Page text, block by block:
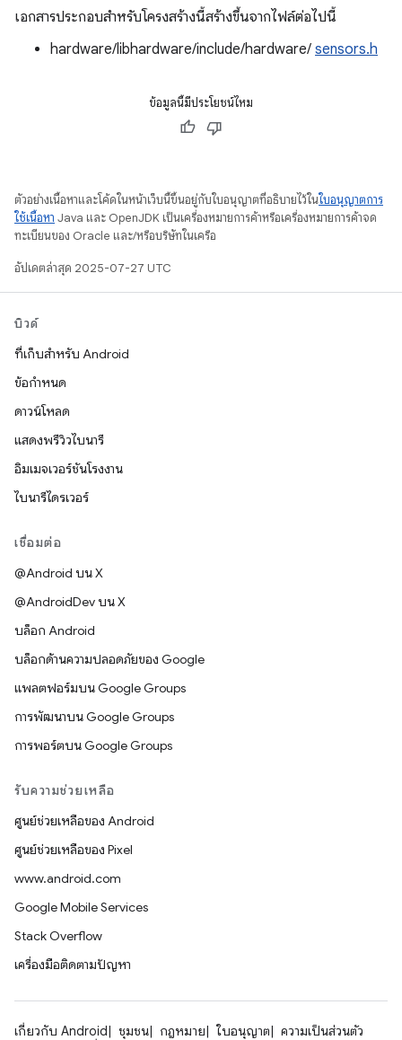
เอกสารประกอบสำหรับโครงสร้างนี้สร้างขึ้นจากไฟล์ต่อไปนี้
hardware/libhardware/include/hardware/ sensors.h
ข้อมูลนี้มีประโยชน์ไหม
ตัวอย่างเนื้อหาและโค้ดในหน้าเว็บนี้ขึ้นอยู่กับใบอนุญาตที่อธิบายไว้ในใบอนุญาตการ
ใช้เนื้อหา Java และ OpenJDK เป็นเครื่องหมายการค้าหรือเครื่องหมายการค้าจด
ทะเบียนของ Oracle และ/หรือบริษัทในเครือ
อัปเดตล่าสุด 2025-07-27 UTC
บิวด์
ที่เก็บสำหรับ Android
ข้อกำหนด
ดาวน์โหลด
แสดงพรีวิวไบนารี
อิมเมจเวอร์ชันโรงงาน
ไบนารีไดรเวอร์
เชื่อมต่อ
@Android บน X
@AndroidDev บน X
บล็อก Android
บล็อกด้านความปลอดภัยของ Google
แพลตฟอร์มบน Google Groups
การพัฒนาบน Google Groups
การพอร์ตบน Google Groups
รับความช่วยเหลือ
ศูนย์ช่วยเหลือของ Android
ศูนย์ช่วยเหลือของ Pixel
www.android.com
Google Mobile Services
Stack Overflow
เครื่องมือติดตามปัญหา
เกี่ยวกับ Android ชุมชน กฎหมาย ใบอนุญาต
ความเป็นส่วนตัว